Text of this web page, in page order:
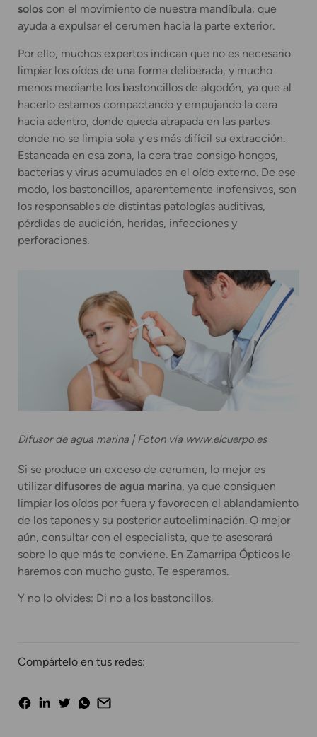
solos con el movimiento de nuestra mandíbula, que
ayuda a expulsar el cerumen hacia la parte exterior.
Por ello, muchos expertos indican que no es necesario
limpiar los oídos de una forma deliberada, y mucho
menos mediante los bastoncillos de algodón, ya que al
hacerlo estamos compactando y empujando la cera
hacia adentro, donde queda atrapada en las partes
donde no se limpia sola y es más difícil su extracción.
Estancada en esa zona, la cera trae consigo hongos,
bacterias y virus acumulados en el oído externo. De ese
modo, los bastoncillos, aparentemente inofensivos, son
los responsables de distintas patologías auditivas,
pérdidas de audición, heridas, infecciones y
perforaciones.
Difusor de agua marina | Foton vía www.elcuerpo.es
Si se produce un exceso de cerumen, lo mejor es
utilizar difusores de agua marina, ya que consiguen
limpiar los oídos por fuera y favorecen el ablandamiento
de los tapones y su posterior autoeliminación. O mejor
aún, consultar con el especialista, que te asesorará
sobre lo que más te conviene. En Zamarripa Ópticos le
haremos con mucho gusto. Te esperamos.
Y no lo olvides: Di no a los bastoncillos.
Compártelo en tus redes: